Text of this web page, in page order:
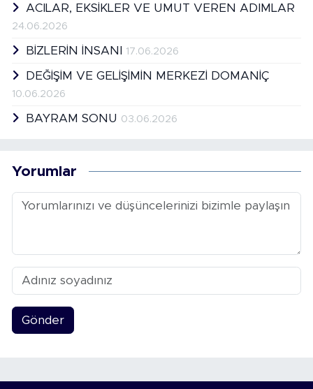
ACILAR, EKSİKLER VE UMUT VEREN ADIMLAR
24.06.2026
BİZLERİN İNSANI 17.06.2026
DEĞİŞİM VE GELİŞİMİN MERKEZİ DOMANİÇ
10.06.2026
BAYRAM SONU 03.06.2026
Yorumlar
Gönder